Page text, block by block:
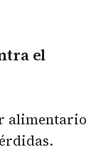
el
alimentario